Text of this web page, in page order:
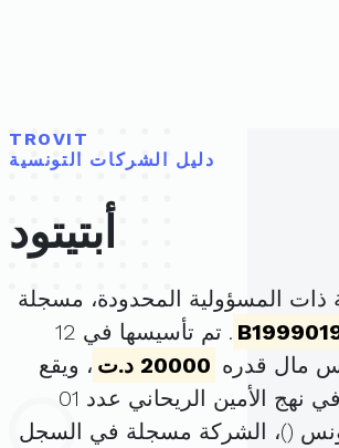
TROVIT
دليل الشركات التونسية
أبتيتود
ذات المسؤولية المحدودة، مسجلة
. تم تأسيسها في 12
20000 د.ت
، ويقع
مقرها الرئيسي في نهج الأمين الريحاني عدد 01
)، الشركة مسجلة في السجل